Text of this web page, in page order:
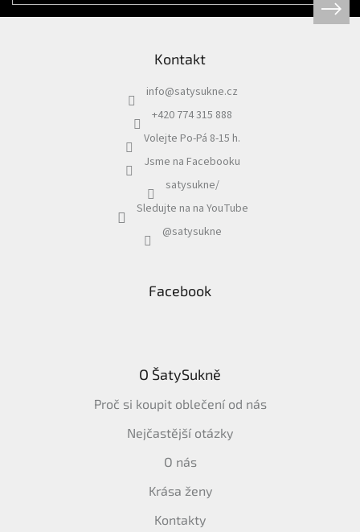
Kontakt
info@satysukne.cz
+420 774 315 888
Volejte Po-Pá 8-15 h.
Jsme na Facebooku
satysukne/
Sledujte na na YouTube
@satysukne
Facebook
O ŠatySukně
Proč si koupit oblečení od nás
Nejčastější otázky
O nás
Krása ženy
Kontakty